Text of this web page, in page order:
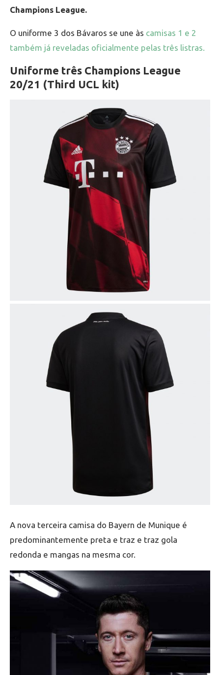
Champions League.
O uniforme 3 dos Bávaros se une às camisas 1 e 2
também já reveladas oficialmente pelas três listras.
Uniforme três Champions League
20/21 (Third UCL kit)
A nova terceira camisa do Bayern de Munique é
predominantemente preta e traz e traz gola
redonda e mangas na mesma cor.